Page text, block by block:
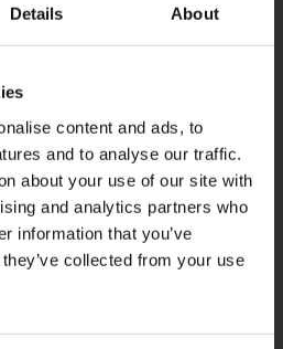
Details About
content and ads, to
and to analyse our traffic.
about your use of our site with
and analytics partners who
information that you’ve
collected from your use
poliert
dienen nicht nur dazu, die
Sie fahren, sondern sie
Rolle für Ihre Sicherheit
können sie mit der Zeit stumpf,
was ihre Helligkeit und
an, dass Ihre Vorder- und